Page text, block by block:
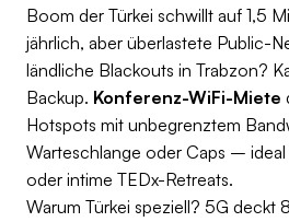
Boom der Türkei schwillt auf 1,5
jährlich, aber überlastete Public-
ländliche Blackouts in Trabzon?
Backup. Konferenz-WiFi-Miete
Hotspots mit unbegrenztem
Warteschlange oder Caps –
oder intime TEDx-Retreats.
Warum Türkei speziell? 5G deckt